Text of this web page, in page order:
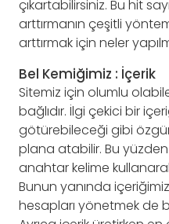
çıkartabilirsiniz. Bu hit
arttırmanın çeşitli
arttırmak için neler
Bel Kemiğimiz : İçerik
Sitemiz için olumlu
bağlıdır. İlgi çekici bir
götürebileceği gibi
plana atabilir. Bu
anahtar kelime
Bunun yanında
hesapları yönetmek de